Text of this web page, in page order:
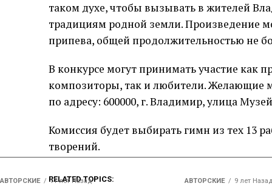
таком духе, чтобы вызывать в жителей
традициям родной земли. Произведение
припева, общей продолжительностью не
В конкурсе могут принимать участие как
композиторы, так и любители. Желающие
по адресу: 600000, г. Владимир, улица
Комиссия будет выбирать гимн из тех 13
творений.
RELATED TOPICS:
АВТОРСКИЕ 11 лет Назад АВТОРСКИЕ 9 лет Назад